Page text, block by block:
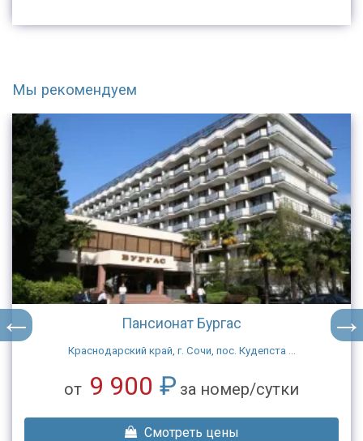
Мы рекомендуем
Пансионат Бургас
Краснодарский край, г. Сочи, пос. Кудепста ...
от 9 900 ₽ за номер/сутки
Смотреть цены